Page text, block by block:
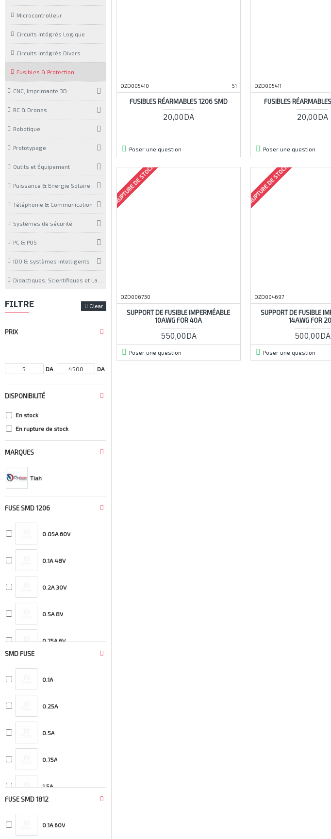
Microcontrolleur
Circuits Intégrés Logique
Circuits Intégrés Divers
Fusibles & Protection
CNC, Imprimante 3D
RC & Drones
Robotique
Prototypage
Outils et Équipement
Puissance & Energie Solaire
Téléphonie & Communication
Systèmes de sécurité
PC & POS
IDO & systèmes intelligents
FILTRE Clear
PRIX
DA DA
MARQUES
Tiah
FUSE SMD 1206
0.05A 60V
0.1A 48V
0.2A 30V
0.5A 8V
0.75A 6V
SMD FUSE
0.1A
0.25A
0.5A
0.75A
1.5A
FUSE SMD 1812
0.1A 60V
DISPONIBILITÉ
En stock
En rupture de stock
DZD005410 51
FUSIBLES RÉARMABLES 1206 SMD
20,00DA
Poser une question
DZD005411
FUSIBLES
20,00DA
Poser une question
RUPTURE DE STOCK
DZD006730
SUPPORT DE FUSIBLE IMPERMÉABLE
10AWG FOR 40A
550,00DA
Poser une question
RUPTURE DE STOCK
DZD004697
SUPPORT DE FUSIBLE
14AWG FOR
500,00DA
Poser une question